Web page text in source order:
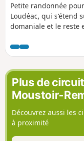
Petite randonnée
Loudéac, qui s'étend
domaniale et le reste
bons sentiers.
Plus de
Moustoir-
Découvrez aussi les
à proximité